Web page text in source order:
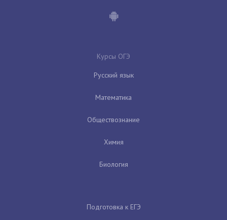
Курсы ОГЭ
Русский язык
Математика
Обществознание
Химия
Биология
Подготовка к ЕГЭ